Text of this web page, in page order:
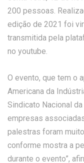
200 pessoas.
edição de 2021 foi
transmitida pela
no youtube.
O evento, que tem o
Americana da
Sindicato Nacional
empresas
palestras foram
conforme mostra a
durante o evento”,